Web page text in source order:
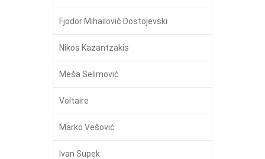
Fjodor Mihailovič Dostojevski
Nikos Kazantzakis
Meša Selimović
Voltaire
Marko Vešović
Ivan Supek